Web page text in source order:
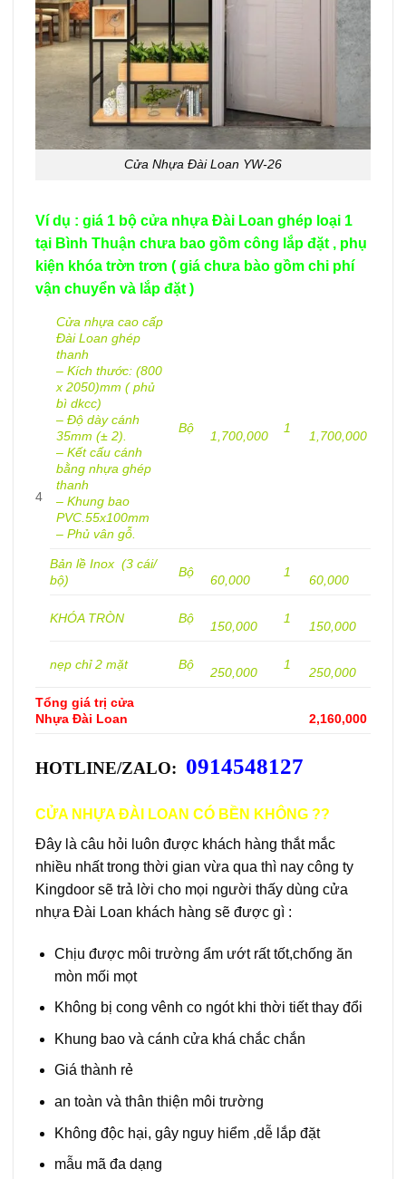
Cửa Nhựa Đài Loan YW-26
Ví dụ : giá 1 bộ cửa nhựa Đài Loan ghép loại 1
tại Bình Thuận chưa bao gồm công lắp đặt , phụ
kiện khóa trờn trơn ( giá chưa bào gồm chi phí
vận chuyển và lắp đặt )
4
Cửa nhựa cao cấp
Đài Loan ghép
thanh
– Kích thước: (800
x 2050)mm ( phủ
bì dkcc)
– Độ dày cánh
35mm (± 2).
– Kết cấu cánh
bằng nhựa ghép
thanh
– Khung bao
PVC.55x100mm
– Phủ vân gỗ.
Bộ
1,700,000
1
1,700,000
Bản lề Inox (3 cái/
bộ)
Bộ
60,000
1
60,000
KHÓA TRÒN Bộ
150,000
1
150,000
nẹp chỉ 2 mặt Bộ
250,000
1
250,000
Tổng giá trị cửa
Nhựa Đài Loan
2,160,000
HOTLINE/ZALO: 0914548127
CỬA NHỰA ĐÀI LOAN CÓ BỀN KHÔNG ??
Đây là câu hỏi luôn được khách hàng thắt mắc
nhiều nhất trong thời gian vừa qua thì nay công ty
Kingdoor sẽ trả lời cho mọi người thấy dùng cửa
nhựa Đài Loan khách hàng sẽ được gì :
Chịu được môi trường ẩm ướt rất tốt,chống ăn
mòn mối mọt
Không bị cong vênh co ngót khi thời tiết thay đổi
Khung bao và cánh cửa khá chắc chắn
Giá thành rẻ
an toàn và thân thiện môi trường
Không độc hại, gây nguy hiểm ,dễ lắp đặt
mẫu mã đa dạng